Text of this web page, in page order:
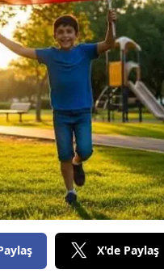
X'de Paylaş